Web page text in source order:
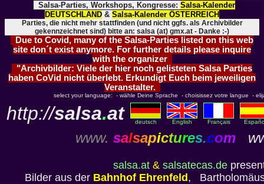
Salsa-Parties, Workshops, Kongresse: Salsa-Kalender
DEUTSCHLAND & Salsa-Kalender ÖSTERREICH
Parties, die nicht mehr stattfinden (und nicht ggfs. als Archivbilder
gekennzeichnet sind) bitte an: salsa (at) gmx.at - Danke :-)
Due to Covid, many of the Salsa-Parties listed on this web
site don´t exist anymore. For further details please inquire
with the organizer
"Archivbilder: Viele der hier noch gelisteten Salsa Parties
haben CoVid nicht überlebt. Erkundigt Euch beim jeweiligen
Veranstalter.
select your language: - wähle Deine Sprache - choisissez votre langue -
http://salsa.at deutsch English Français
www. salsapictures.com
salsa.at & salsatecas.de
Bilder aus der Bahnhof Ehrenfeld ,